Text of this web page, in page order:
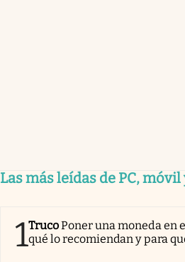
Las más leídas de PC, móvil
1TrucoPoner una moneda en
qué lo recomiendan y para